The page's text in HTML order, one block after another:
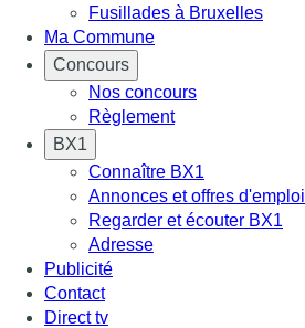
Fusillades à Bruxelles
Ma Commune
Concours
Nos concours
Règlement
BX1
Connaître BX1
Annonces et offres d'emploi
Regarder et écouter BX1
Adresse
Publicité
Contact
Direct tv